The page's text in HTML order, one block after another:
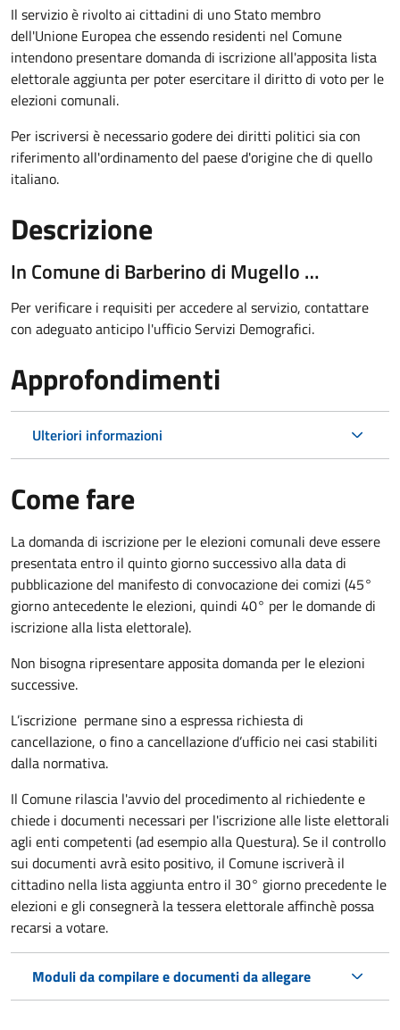
Il servizio è rivolto ai cittadini di uno Stato membro
dell'Unione Europea che essendo residenti nel Comune
intendono presentare domanda di iscrizione all'apposita lista
elettorale aggiunta per poter esercitare il diritto di voto per le
elezioni comunali.
Per iscriversi è necessario godere dei diritti politici sia con
riferimento all'ordinamento del paese d'origine che di quello
italiano.
Descrizione
In Comune di Barberino di Mugello …
Per verificare i requisiti per accedere al servizio, contattare
con adeguato anticipo l'ufficio Servizi Demografici.
Approfondimenti
Ulteriori informazioni
Come fare
La domanda di iscrizione per le elezioni comunali deve essere
presentata entro il quinto giorno successivo alla data di
pubblicazione del manifesto di convocazione dei comizi (45°
giorno antecedente le elezioni, quindi 40° per le domande di
iscrizione alla lista elettorale).
Non bisogna ripresentare apposita domanda per le elezioni
successive.
L’iscrizione permane sino a espressa richiesta di
cancellazione, o fino a cancellazione d’ufficio nei casi stabiliti
dalla normativa.
Il Comune rilascia l'avvio del procedimento al richiedente e
chiede i documenti necessari per l'iscrizione alle liste elettorali
agli enti competenti (ad esempio alla Questura). Se il controllo
sui documenti avrà esito positivo, il Comune iscriverà il
cittadino nella lista aggiunta entro il 30° giorno precedente le
elezioni e gli consegnerà la tessera elettorale affinchè possa
recarsi a votare.
Moduli da compilare e documenti da allegare